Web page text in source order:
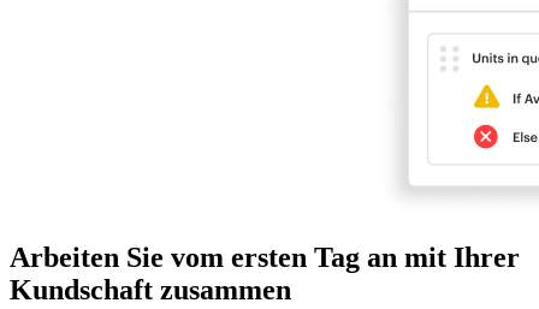
Arbeiten Sie vom ersten Tag an mit Ihrer
Kundschaft zusammen